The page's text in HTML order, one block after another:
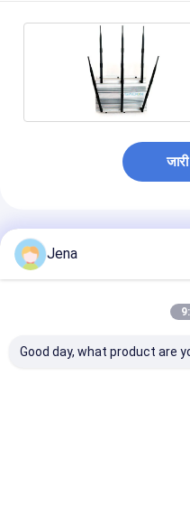
अनुशंसित उत्पाद
Jena
Good day, what product are